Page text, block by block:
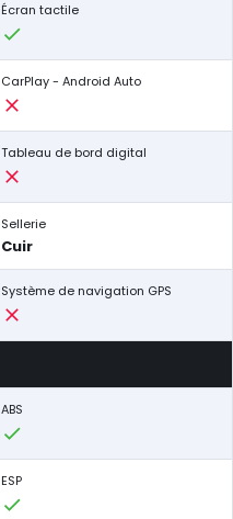
Écran tactile
CarPlay - Android Auto
Tableau de bord digital
Sellerie
Cuir
Système de navigation GPS
ABS
ESP